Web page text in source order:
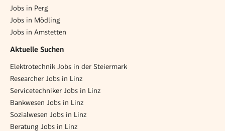
Jobs in Perg
Jobs in Mödling
Jobs in Amstetten
Aktuelle Suchen
Elektrotechnik Jobs in der Steiermark
Researcher Jobs in Linz
Servicetechniker Jobs in Linz
Bankwesen Jobs in Linz
Sozialwesen Jobs in Linz
Beratung Jobs in Linz